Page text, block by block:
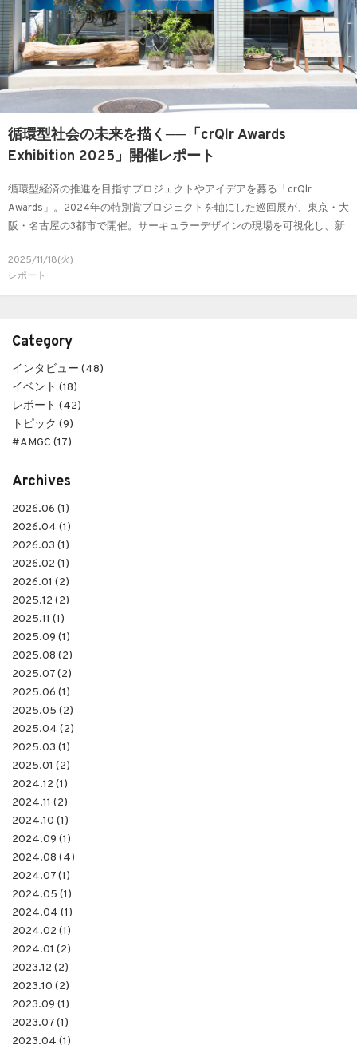
循環型社会の未来を描く──「crQlr Awards
Exhibition 2025」開催レポート
循環型経済の推進を目指すプロジェクトやアイデアを募る「crQlr
Awards」。2024年の特別賞プロジェクトを軸にした巡回展が、東京・大
阪・名古屋の3都市で開催。サーキュラーデザインの現場を可視化し、新
2025/11/18(火)
レポート
Category
インタビュー (48)
イベント (18)
レポート (42)
トピック (9)
#AMGC (17)
Archives
2026.06 (1)
2026.04 (1)
2026.03 (1)
2026.02 (1)
2026.01 (2)
2025.12 (2)
2025.11 (1)
2025.09 (1)
2025.08 (2)
2025.07 (2)
2025.06 (1)
2025.05 (2)
2025.04 (2)
2025.03 (1)
2025.01 (2)
2024.12 (1)
2024.11 (2)
2024.10 (1)
2024.09 (1)
2024.08 (4)
2024.07 (1)
2024.05 (1)
2024.04 (1)
2024.02 (1)
2024.01 (2)
2023.12 (2)
2023.10 (2)
2023.09 (1)
2023.07 (1)
2023.04 (1)